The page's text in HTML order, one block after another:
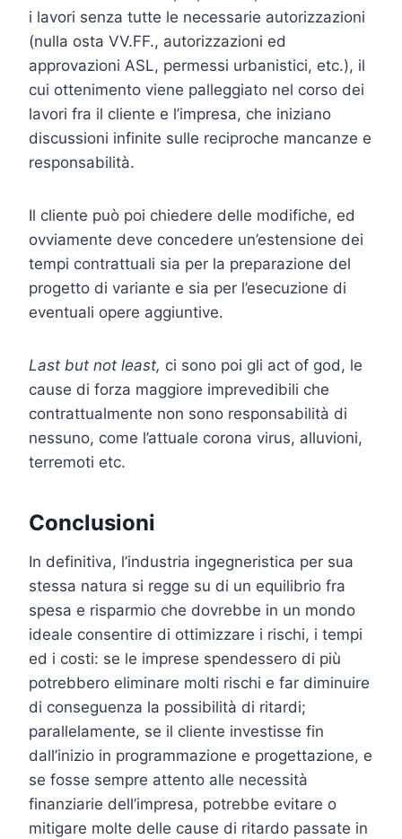
i lavori senza tutte le necessarie autorizzazioni
(nulla osta VV.FF., autorizzazioni ed
approvazioni ASL, permessi urbanistici, etc.), il
cui ottenimento viene palleggiato nel corso dei
lavori fra il cliente e l’impresa, che iniziano
discussioni infinite sulle reciproche mancanze e
responsabilità.
Il cliente può poi chiedere delle modifiche, ed
ovviamente deve concedere un’estensione dei
tempi contrattuali sia per la preparazione del
progetto di variante e sia per l’esecuzione di
eventuali opere aggiuntive.
Last but not least, ci sono poi gli act of god, le
cause di forza maggiore imprevedibili che
contrattualmente non sono responsabilità di
nessuno, come l’attuale corona virus, alluvioni,
terremoti etc.
Conclusioni
In definitiva, l’industria ingegneristica per sua
stessa natura si regge su di un equilibrio fra
spesa e risparmio che dovrebbe in un mondo
ideale consentire di ottimizzare i rischi, i tempi
ed i costi: se le imprese spendessero di più
potrebbero eliminare molti rischi e far diminuire
di conseguenza la possibilità di ritardi;
parallelamente, se il cliente investisse fin
dall’inizio in programmazione e progettazione, e
se fosse sempre attento alle necessità
finanziarie dell’impresa, potrebbe evitare o
mitigare molte delle cause di ritardo passate in